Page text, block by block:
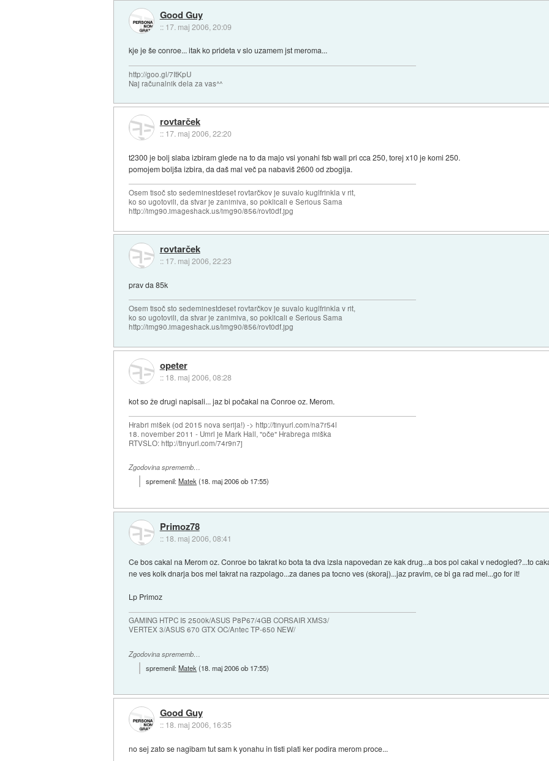
Good Guy
:: 17. maj 2006, 20:09
kje je še conroe... itak ko prideta v slo uzamem jst meroma...
http://goo.gl/7ItKpU
Naj računalnik dela za vas^^
rovtarček
:: 17. maj 2006, 22:20
t2300 je bolj slaba izbiram glede na to da majo vsi yonahi fsb wall pri cca 250, torej x10 je komi 250.
pomojem boljša izbira, da daš mal več pa nabaviš 2600 od zbogija.
Osem tisoč sto sedeminestdeset rovtarčkov je suvalo kuglfrinkla v rit,
ko so ugotovili, da stvar je zanimiva, so poklicali e Serious Sama
http://img90.imageshack.us/img90/856/rovt0df.jpg
rovtarček
:: 17. maj 2006, 22:23
prav da 85k
Osem tisoč sto sedeminestdeset rovtarčkov je suvalo kuglfrinkla v rit,
ko so ugotovili, da stvar je zanimiva, so poklicali e Serious Sama
http://img90.imageshack.us/img90/856/rovt0df.jpg
opeter
:: 18. maj 2006, 08:28
kot so že drugi napisali... jaz bi počakal na Conroe oz. Merom.
Hrabri mišek (od 2015 nova serija!) -> http://tinyurl.com/na7r54l
18. november 2011 - Umrl je Mark Hall, "oče" Hrabrega miška
RTVSLO: http://tinyurl.com/74r9n7j
Zgodovina sprememb…
spremenil:Matek (18. maj 2006 ob 17:55)
Primoz78
:: 18. maj 2006, 08:41
Ce bos cakal na Merom oz. Conroe bo takrat ko bota ta dva izsla napovedan ze kak drug...a bos pol cakal v nedogled?...to
ne ves kolk dnarja bos mel takrat na razpolago...za danes pa tocno ves (skoraj)...jaz pravim, ce bi ga rad mel...go for it!
Lp Primoz
GAMING HTPC I5 2500k/ASUS P8P67/4GB CORSAIR XMS3/
VERTEX 3/ASUS 670 GTX OC/Antec TP-650 NEW/
Zgodovina sprememb…
spremenil:Matek (18. maj 2006 ob 17:55)
Good Guy
:: 18. maj 2006, 16:35
no sej zato se nagibam tut sam k yonahu in tisti plati ker podira merom proce...